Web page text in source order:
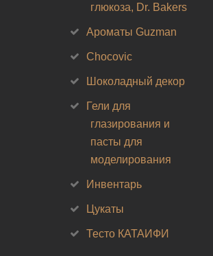
глюкоза, Dr. Bakers
Ароматы Guzman
Chocovic
Шоколадный декор
Гели для
глазирования и
пасты для
моделирования
Инвентарь
Цукаты
Тесто КАТАИФИ